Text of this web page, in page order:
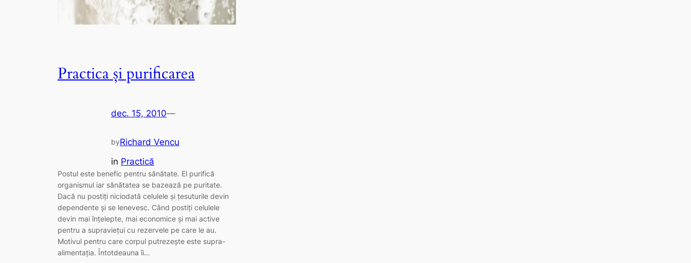
Practica și purificarea
dec. 15, 2010—
byRichard Vencu
in Practică
Postul este benefic pentru sănătate. El purifică
organismul iar sănătatea se bazează pe puritate.
Dacă nu postiți niciodată celulele și țesuturile devin
dependente și se lenevesc. Când postiți celulele
devin mai înțelepte, mai economice și mai active
pentru a supraviețui cu rezervele pe care le au.
Motivul pentru care corpul putrezește este supra-
alimentația. Întotdeauna îi…